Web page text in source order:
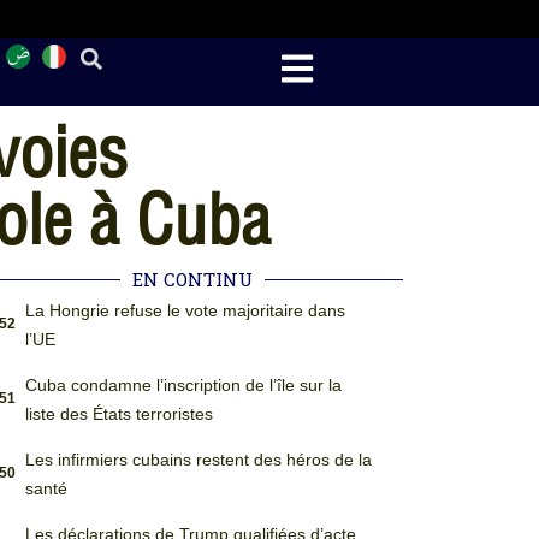
à Cuba
EN CONTINU
La Hongrie refuse le vote majoritaire dans
l’UE
Cuba condamne l’inscription de l’île sur la
liste des États terroristes
Les infirmiers cubains restent des héros de la
santé
Les déclarations de Trump qualifiées d’acte